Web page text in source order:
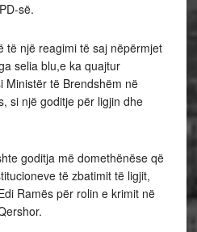
së.
të një reagimi të saj nëpërmjet
selia blu,e ka quajtur
Ministër të Brendshëm në
si një goditje për ligjin dhe
goditja më domethënëse që
të zbatimit të ligjit,
Ramës për rolin e krimit në